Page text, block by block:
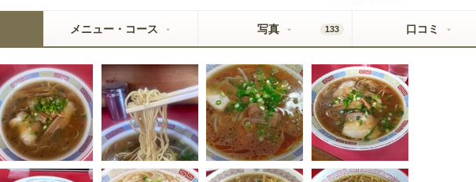
メニュー・コース 写真 133 口コミ